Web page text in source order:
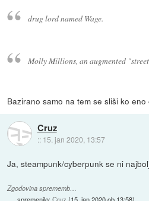
drug lord named Wage.
Molly Millions, an augmented
Bazirano samo na tem se sliši ko
Cruz
:: 15. jan 2020, 13:57
Ja, steampunk/cyberpunk se ni
Zgodovina sprememb…
spremenilo:Cruz (15. jan 2020 ob 13:58)